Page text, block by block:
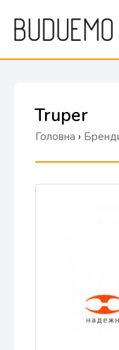
Truper
Головна ›